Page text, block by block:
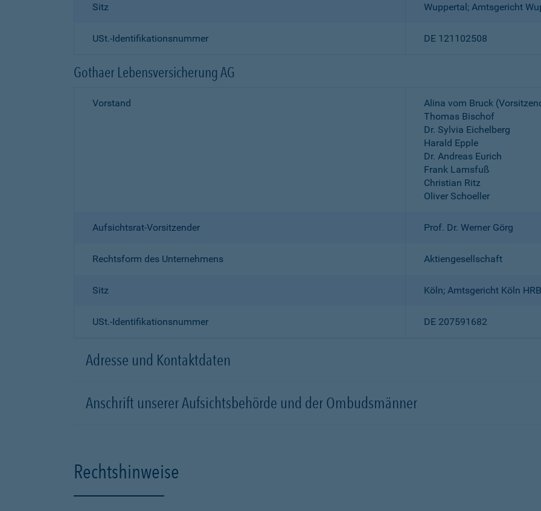
Sitz Wuppertal; Amtsgericht
USt.-Identifikationsnummer DE 121102508
Gothaer Lebensversicherung AG
Vorstand
Alina vom Bruck
Thomas Bischof
Dr. Sylvia Eichelberg
Harald Epple
Dr. Andreas Eurich
Frank Lamsfuß
Christian Ritz
Oliver Schoeller
Aufsichtsrat-Vorsitzender Prof. Dr. Werner Görg
Rechtsform des Unternehmens Aktiengesellschaft
Sitz Köln; Amtsgericht Köln
USt.-Identifikationsnummer DE 207591682
Adresse und Kontaktdaten
Anschrift unserer Aufsichtsbehörde und der Ombudsmänner
Rechtshinweise